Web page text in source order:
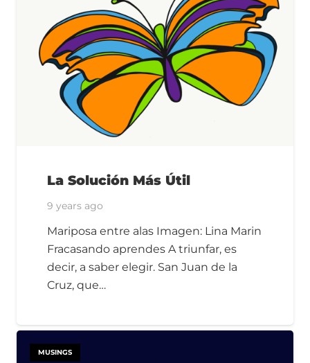
La Solución Más Útil
9 years ago
Mariposa entre alas Imagen: Lina Marin
Fracasando aprendes A triunfar, es
decir, a saber elegir. San Juan de la
Cruz, que…
MUSINGS